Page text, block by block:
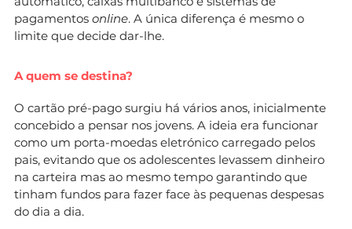
pagamentos online. A única diferença é mesmo o
limite que decide dar-lhe.
A quem se destina?
O cartão pré-pago surgiu há vários anos, inicialmente
concebido a pensar nos jovens. A ideia era funcionar
como um porta-moedas eletrónico carregado pelos
pais, evitando que os adolescentes levassem dinheiro
na carteira mas ao mesmo tempo garantindo que
tinham fundos para fazer face às pequenas despesas
do dia a dia.